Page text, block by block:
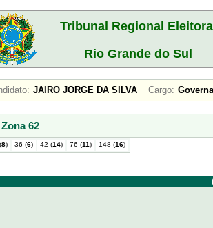
Tribunal Regional
Rio Grande do Sul
JAIRO JORGE DA SILVA Cargo:
Zona 62
8) 36 (6) 42 (14) 76 (11) 148 (16)